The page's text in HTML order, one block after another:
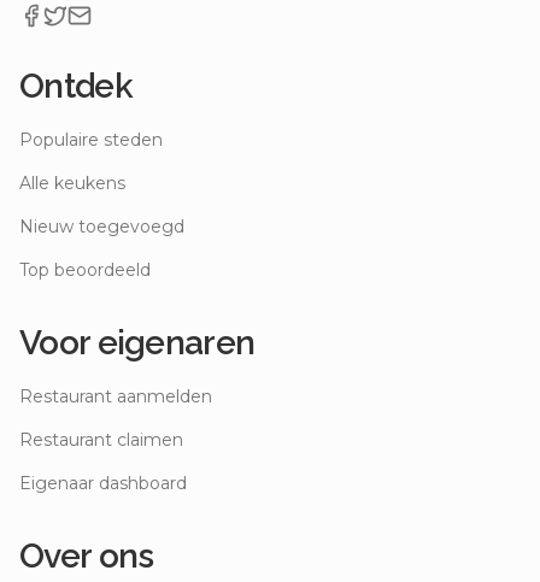
Ontdek
Populaire steden
Alle keukens
Nieuw toegevoegd
Top beoordeeld
Voor eigenaren
Restaurant aanmelden
Restaurant claimen
Eigenaar dashboard
Over ons